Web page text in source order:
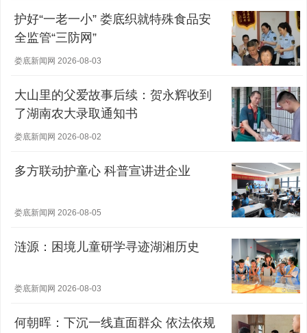
护好“一老一小” 娄底织就特殊食品安
全监管“三防网”
娄底新闻网 2026-08-03
大山里的父爱故事后续：贺永辉收到
了湖南农大录取通知书
娄底新闻网 2026-08-02
多方联动护童心 科普宣讲进企业
娄底新闻网 2026-08-05
涟源：困境儿童研学寻迹湖湘历史
娄底新闻网 2026-08-03
何朝晖：下沉一线直面群众 依法依规